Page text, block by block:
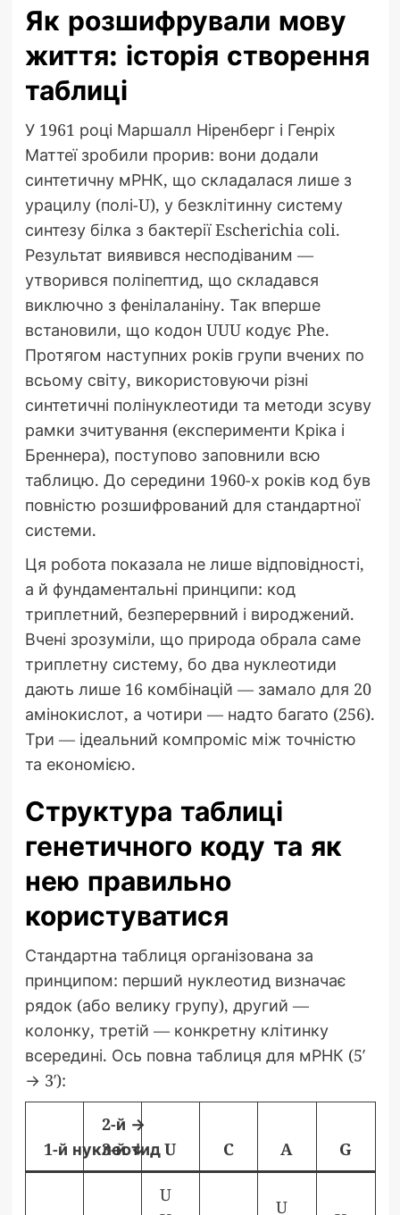
Як розшифрували мову
життя: історія створення
таблиці
У 1961 році Маршалл Ніренберг і Генріх
Маттеї зробили прорив: вони додали
синтетичну мРНК, що складалася лише з
урацилу (полі-U), у безклітинну систему
синтезу білка з бактерії Escherichia coli.
Результат виявився несподіваним —
утворився поліпептид, що складався
виключно з фенілаланіну. Так вперше
встановили, що кодон UUU кодує Phe.
Протягом наступних років групи вчених по
всьому світу, використовуючи різні
синтетичні полінуклеотиди та методи зсуву
рамки зчитування (експерименти Кріка і
Бреннера), поступово заповнили всю
таблицю. До середини 1960-х років код був
повністю розшифрований для стандартної
системи.
Ця робота показала не лише відповідності,
а й фундаментальні принципи: код
триплетний, безперервний і вироджений.
Вчені зрозуміли, що природа обрала саме
триплетну систему, бо два нуклеотиди
дають лише 16 комбінацій — замало для 20
амінокислот, а чотири — надто багато (256).
Три — ідеальний компроміс між точністю
та економією.
Структура таблиці
генетичного коду та як
нею правильно
користуватися
Стандартна таблиця організована за
принципом: перший нуклеотид визначає
рядок (або велику групу), другий —
колонку, третій — конкретну клітинку
всередині. Ось повна таблиця для мРНК (5′
→ 3′):
1-й нуклеотид
2-й →
3-й ↓
U C A G
U
U